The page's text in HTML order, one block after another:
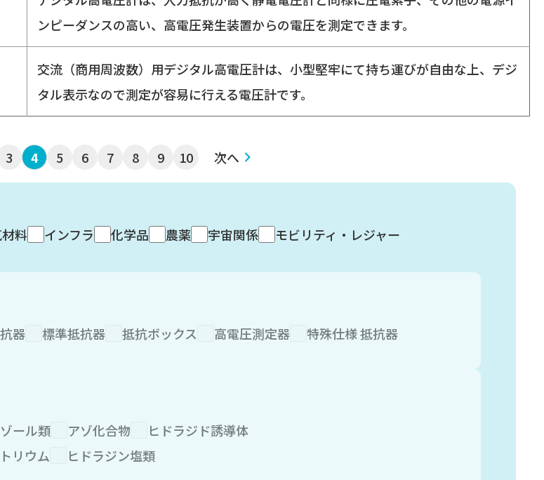
ンピーダンスの高い、高電圧発生装置からの電圧を測定できます。
交流（商用周波数）用デジタル高電圧計は、小型堅牢にて持ち運びが自由な上、デジ
タル表示なので測定が容易に行える電圧計です。
3 4 5 6 7 8 9 10 次へ
料 インフラ 化学品 農薬 宇宙関係 モビリティ・レジャー
器 標準抵抗器 抵抗ボックス 高電圧測定器 特殊仕様 抵抗器
ール類 アゾ化合物
ヒドラジド誘導体
リウム ヒドラジン塩類